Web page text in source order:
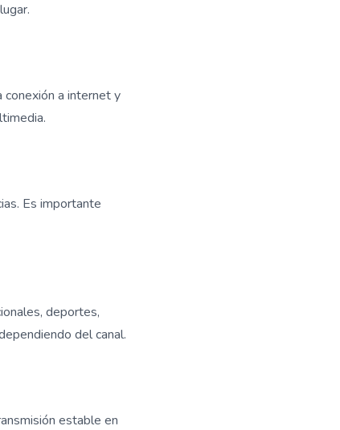
conexión a internet y
Es importante
deportes,
del canal.
estable en